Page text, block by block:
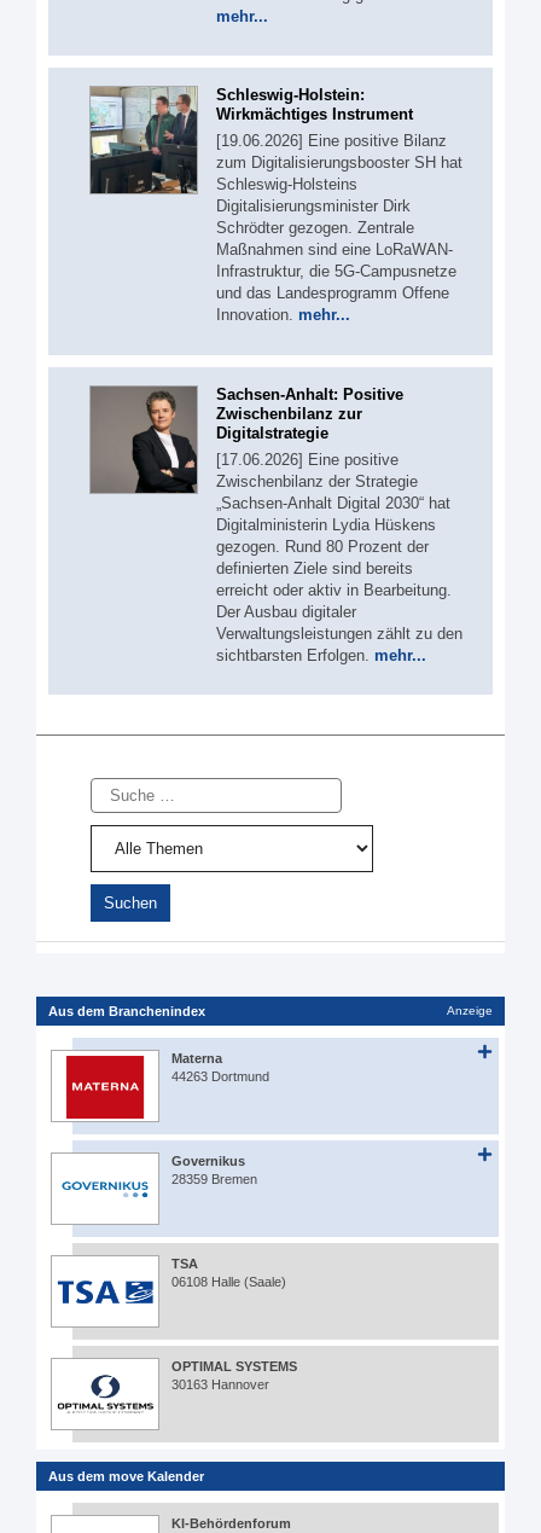
mehr...
Schleswig-Holstein:
Wirkmächtiges Instrument
[19.06.2026] Eine positive Bilanz
zum Digitalisierungsbooster SH hat
Schleswig-Holsteins
Digitalisierungsminister Dirk
Schrödter gezogen. Zentrale
Maßnahmen sind eine LoRaWAN-
Infrastruktur, die 5G-Campusnetze
und das Landesprogramm Offene
Innovation. mehr...
Sachsen-Anhalt: Positive
Zwischenbilanz zur
Digitalstrategie
[17.06.2026] Eine positive
Zwischenbilanz der Strategie
„Sachsen-Anhalt Digital 2030“ hat
Digitalministerin Lydia Hüskens
gezogen. Rund 80 Prozent der
definierten Ziele sind bereits
erreicht oder aktiv in Bearbeitung.
Der Ausbau digitaler
Verwaltungsleistungen zählt zu den
sichtbarsten Erfolgen. mehr...
Suche
Aus dem Branchenindex Anzeige
Materna
44263 Dortmund
Governikus
28359 Bremen
TSA
06108 Halle (Saale)
OPTIMAL SYSTEMS
30163 Hannover
Aus dem move Kalender
KI-Behördenforum